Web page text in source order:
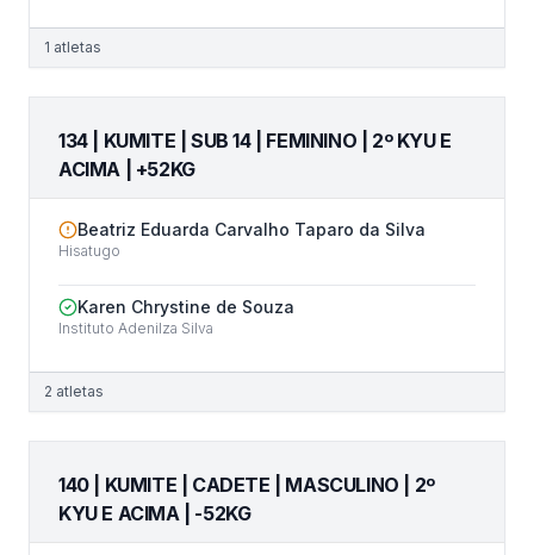
1 atletas
134 | KUMITE | SUB 14 | FEMININO | 2º KYU E
ACIMA | +52KG
Beatriz Eduarda Carvalho Taparo da Silva
Hisatugo
Karen Chrystine de Souza
Instituto Adenilza Silva
2 atletas
140 | KUMITE | CADETE | MASCULINO | 2º
KYU E ACIMA | -52KG